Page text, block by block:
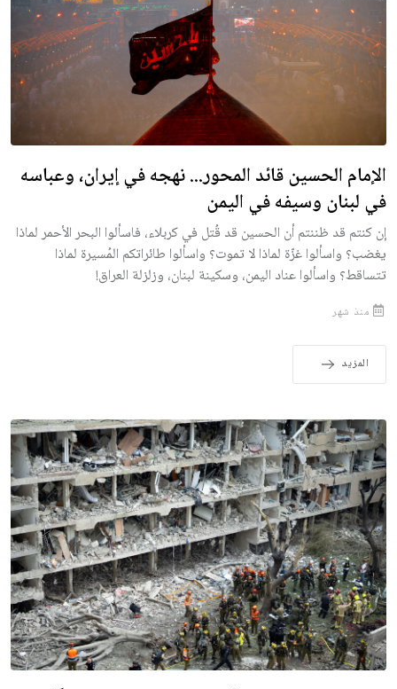
الإمام الحسين قائد المحور... نهجه في إيران، وعباسه
في لبنان وسيفه في اليمن
إن كنتم قد ظننتم أن الحسين قد قُتل في كربلاء، فاسألوا البحر الأحمر لماذا
يغضب؟ واسألوا غزّة لماذا لا تموت؟ واسألوا طائراتكم المُسيرة لماذا
تتساقط؟ واسألوا عناد اليمن، وسكينة لبنان، وزلزلة العراق!
منذ شهر
المزيد